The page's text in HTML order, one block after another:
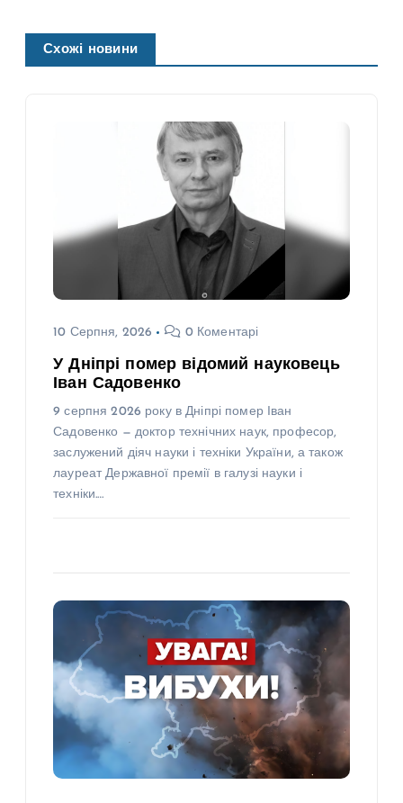
Схожі новини
10 Серпня, 2026 0 Коментарі
У Дніпрі помер відомий науковець
Іван Садовенко
9 серпня 2026 року в Дніпрі помер Іван
Садовенко — доктор технічних наук, професор,
заслужений діяч науки і техніки України, а також
лауреат Державної премії в галузі науки і
техніки.…